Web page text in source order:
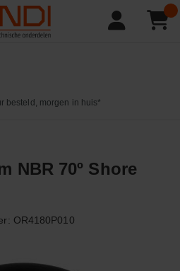
besteld, morgen in huis*
NBR 70º Shore
OR4180P010